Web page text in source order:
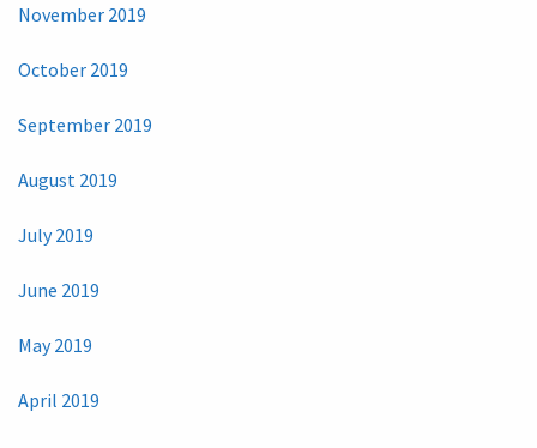
November 2019
October 2019
September 2019
August 2019
July 2019
June 2019
May 2019
April 2019